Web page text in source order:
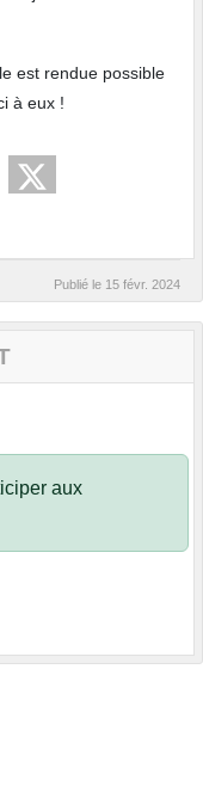
est rendue possible
à eux !
Publié le 15 févr. 2024
aux